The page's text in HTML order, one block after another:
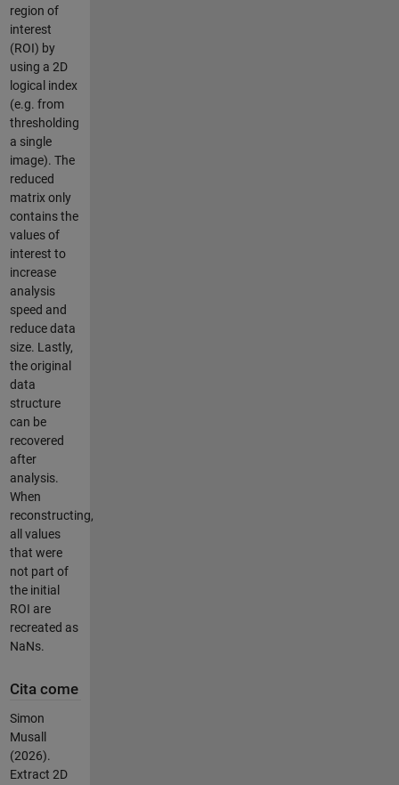
region of
interest
(ROI) by
using a 2D
logical index
(e.g. from
thresholding
a single
image). The
reduced
matrix only
contains the
values of
interest to
increase
analysis
speed and
reduce data
size. Lastly,
the original
data
structure
can be
recovered
after
analysis.
When
reconstructing,
all values
that were
not part of
the initial
ROI are
recreated as
NaNs.
Cita come
Simon
Musall
(2026).
Extract 2D